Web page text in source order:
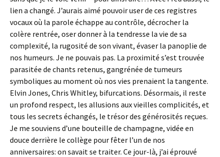
lien a changé. J’aurais aimé pouvoir user de ces registres
vocaux où la parole échappe au contrôle, décrocher la
colère rentrée, oser donner à la tendresse la vie de sa
complexité, la rugosité de son vivant, évaser la panoplie de
nos humeurs. Je ne pouvais pas. La proximité s’est trouvée
parasitée de chants retenus, gangrénée de tumeurs
symboliques au moment où nos vies prenaient la tangente.
Elvin Jones, Chris Whitley, bifurcations. Désormais, il reste
un profond respect, les allusions aux vieilles complicités, et
tous les secrets échangés, le trésor des générosités reçues.
Je me souviens d’une bouteille de champagne, vidée en
douce derrière le collège pour fêter l’un de nos
anniversaires: on savait se traiter. Ce jour-là, j’ai éprouvé